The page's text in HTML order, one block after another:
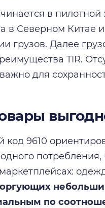
в пилотной
в Северном Китае
грузов. Далее
TIR.
для
9610
по